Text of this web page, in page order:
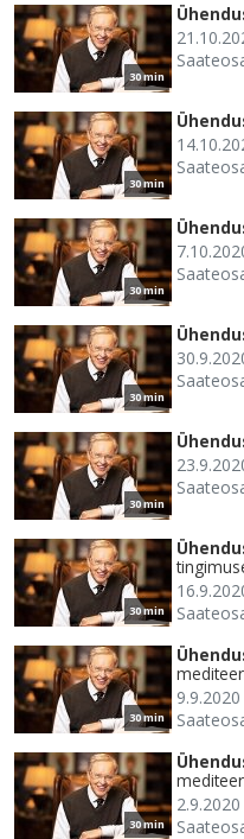
30 min
30 min
30 min
30 min
30 min
30 min
30 min
30 min